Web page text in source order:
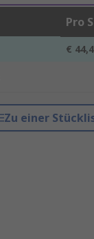
Pro
€
Zu einer